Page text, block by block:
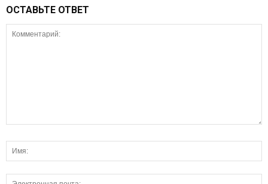
ОСТАВЬТЕ ОТВЕТ